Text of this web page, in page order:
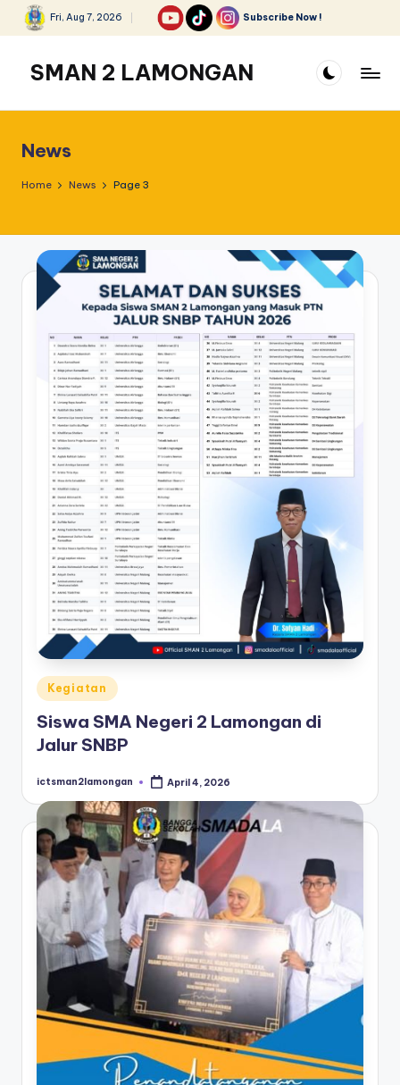
Skip
content
Fri, Aug 7, 2026 Subscribe Now !
SMAN 2 LAMONGAN
News
Home News Page 3
Posted
in
Kegiatan
Siswa SMA Negeri 2 Lamongan di
Jalur SNBP
Posted
ictsman2lamongan April 4, 2026